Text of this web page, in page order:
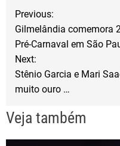
o
k
r
N
g
Previous:
Gilmelândia comemora
Pré-Carnaval em São
Next:
Stênio Garcia e Mari
muito ouro …
Veja também